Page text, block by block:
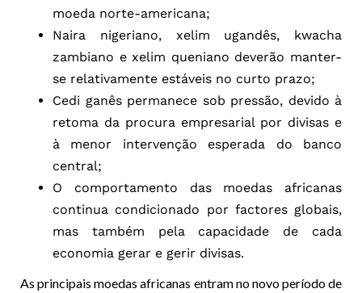
moeda norte-americana;
Naira nigeriano, xelim ugandês, kwacha
zambiano e xelim queniano deverão manter-
se relativamente estáveis no curto prazo;
Cedi ganês permanece sob pressão, devido à
retoma da procura empresarial por divisas e
à menor intervenção esperada do banco
central;
O comportamento das moedas africanas
continua condicionado por factores globais,
mas também pela capacidade de cada
economia gerar e gerir divisas.
As principais moedas africanas entram no novo período de